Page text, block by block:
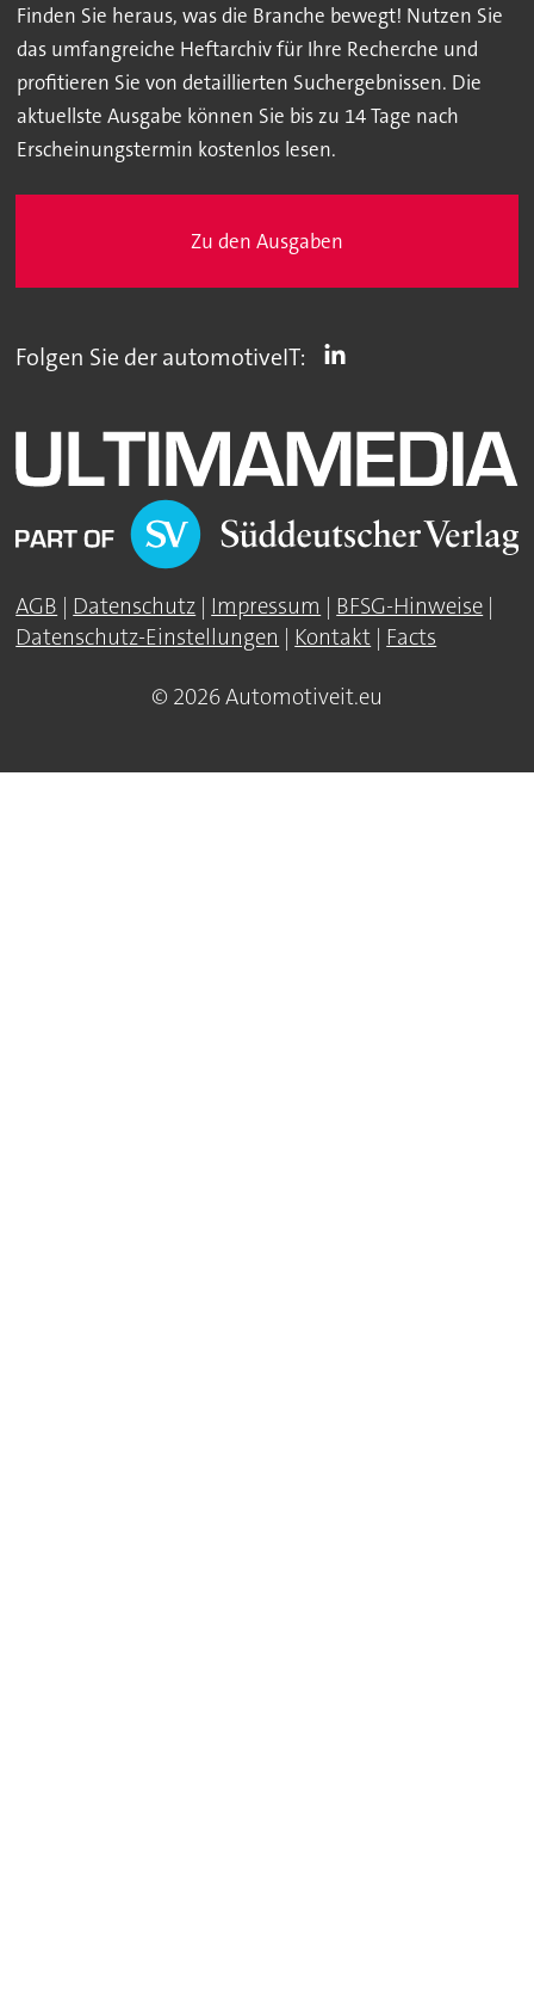
Finden Sie heraus, was die Branche bewegt! Nutzen Sie
das umfangreiche Heftarchiv für Ihre Recherche und
profitieren Sie von detaillierten Suchergebnissen. Die
aktuellste Ausgabe können Sie bis zu 14 Tage nach
Erscheinungstermin kostenlos lesen.
Zu den Ausgaben
Folgen Sie der automotiveIT:
AGB Datenschutz Impressum BFSG-Hinweise
Datenschutz-Einstellungen
Kontakt Facts
© 2026 Automotiveit.eu